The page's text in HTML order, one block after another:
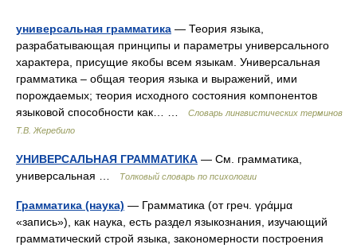
универсальная грамматика — Теория языка,
разрабатывающая принципы и параметры универсального
характера, присущие якобы всем языкам. Универсальная
грамматика – общая теория языка и выражений, ими
порождаемых; теория исходного состояния компонентов
языковой способности как… …
Словарь лингвистических терминов
Т.В. Жеребило
УНИВЕРСАЛЬНАЯ ГРАММАТИКА — См. грамматика,
универсальная …
Толковый словарь по психологии
Грамматика (наука) — Грамматика (от греч. γράμμα
«запись»), как наука, есть раздел языкознания, изучающий
грамматический строй языка, закономерности построения